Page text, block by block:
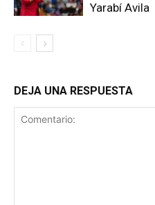
Yarabí Avila
DEJA UNA RESPUESTA